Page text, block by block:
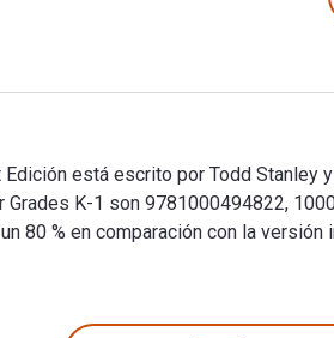
está escrito por Todd
K-1 son 9781000494822,
80 % en comparación con la